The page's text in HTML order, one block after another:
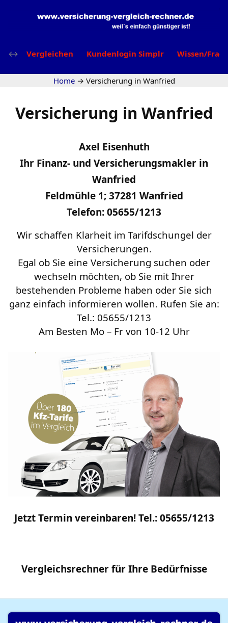
Vergleichen Kundenlogin Simplr Wissen/
Home → Versicherung in Wanfried
Versicherung in Wanfried
Axel Eisenhuth
Ihr Finanz- und Versicherungsmakler in
Wanfried
Feldmühle 1; 37281 Wanfried
Telefon: 05655/1213
Wir schaffen Klarheit im Tarifdschungel der
Versicherungen.
Egal ob Sie eine Versicherung suchen oder
wechseln möchten, ob Sie mit Ihrer
bestehenden Probleme haben oder Sie sich
ganz einfach informieren wollen. Rufen Sie an:
Tel.: 05655/1213
Am Besten Mo – Fr von 10-12 Uhr
Jetzt Termin vereinbaren! Tel.: 05655/1213
Vergleichsrechnerfür Ihre Bedürfnisse